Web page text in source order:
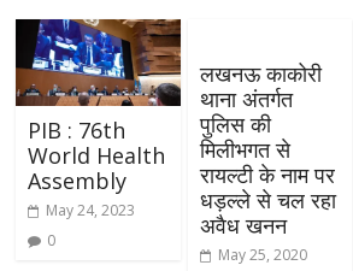
PIB : 76th
World Health
Assembly
May 24, 2023
0
लखनऊ काकोरी
थाना अंतर्गत
पुलिस की
मिलीभगत से
रायल्टी के नाम पर
धड़ल्ले से चल रहा
अवैध खनन
May 25, 2020